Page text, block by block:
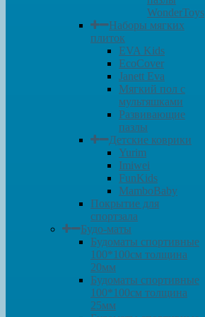
WonderToys
Наборы мягких
плиток
EVA Kids
EcoCover
Janett Eva
Мягкий пол с
мультяшками
Развивающие
пазлы
Детские коврики
Yurim
Imiwei
FunKids
MamboBaby
Покрытие для
спортзала
Будо-маты
Будоматы спортивные
100*100см толщина
20мм
Будоматы спортивные
100*100см толщина
25мм